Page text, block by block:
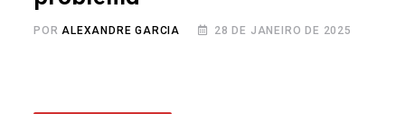
PORALEXANDRE GARCIA 28 DE JANEIRO DE 2025